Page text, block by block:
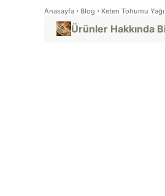
Anasayfa Blog Keten Tohumu
Ürünler Hakkında